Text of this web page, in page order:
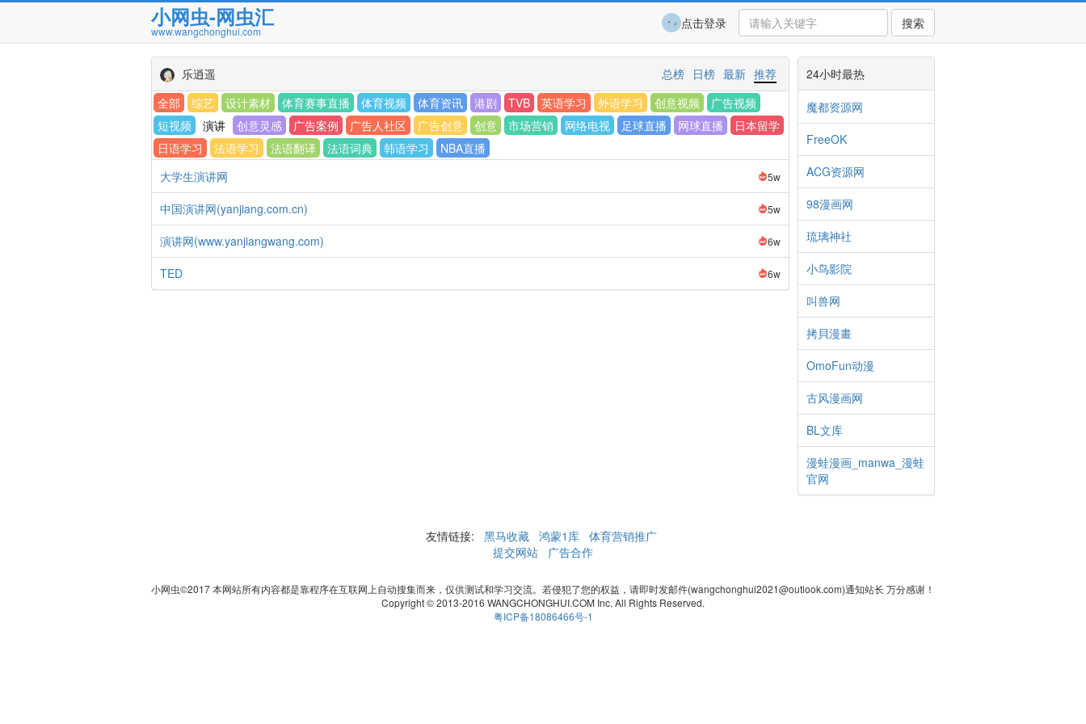
小网虫-网虫汇
www.wangchonghui.com 搜索
点击登录
乐逍遥 推荐
最新
日榜
总榜
全部
综艺 设计素材 体育赛事直播 体育视频 体育资讯 港剧 TVB 英语学习 外语学习 创意视频
广告视频
短视频
演讲 创意灵感 广告案例 广告人社区 广告创意 创意 市场营销 网络电视 足球直播 网球直播
日本留学
日语学习
法语学习 法语翻译 法语词典 韩语学习
NBA直播
大学生演讲网
5w
中国演讲网(yanjiang.com.cn) 5w
演讲网(www.yanjiangwang.com) 6w
TED 6w
24小时最热
魔都资源网
FreeOK
ACG资源网
98漫画网
琉璃神社
小鸟影院
叫兽网
拷貝漫畫
OmoFun动漫
古风漫画网
BL文库
漫蛙漫画_manwa_漫蛙
官网
友情链接: 黑马收藏 鸿蒙1库 体育营销推广
提交网站
广告合作
小网虫©2017 本网站所有内容都是靠程序在互联网上自动搜集而来，仅供测试和学习交流。若侵犯了您的权益，请即时发邮件(wangchonghui2021@outlook.com)通知站长 万分感谢！
Copyright © 2013-2016 WANGCHONGHUI.COM Inc. All Rights Reserved.
粤ICP备18086466号-1